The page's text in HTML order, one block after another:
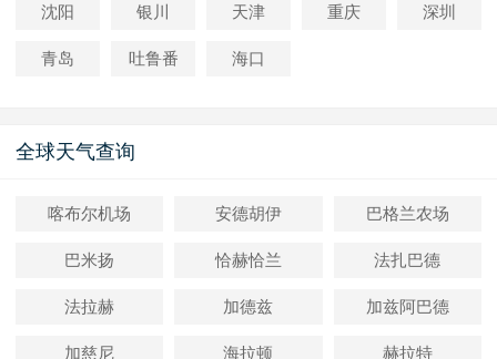
沈阳 银川 天津 重庆 深圳
青岛 吐鲁番 海口
全球天气查询
喀布尔机场 安德胡伊 巴格兰农场
巴米扬 恰赫恰兰 法扎巴德
法拉赫 加德兹 加兹阿巴德
加慈尼 海拉顿 赫拉特